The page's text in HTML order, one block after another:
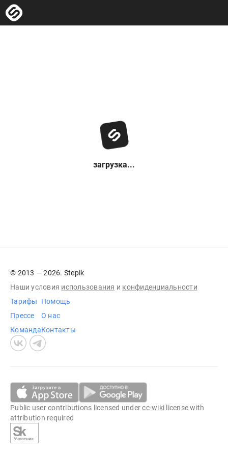
загрузка...
© 2013 — 2026. Stepik
Наши условия использования и конфиденциальности
Тарифы
Прессе
Команда
Помощь
О нас
Контакты
Public user contributions licensed undercc-wiki license with
attribution required